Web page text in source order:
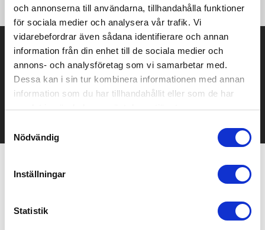
och annonserna till användarna, tillhandahålla funktioner
för sociala medier och analysera vår trafik. Vi
vidarebefordrar även sådana identifierare och annan
information från din enhet till de sociala medier och
annons- och analysföretag som vi samarbetar med.
Dessa kan i sin tur kombinera informationen med annan
information som du har tillhandahållit eller som de har
samlat in när du har använt deras tjänster.
Nödvändig
Inställningar
Statistik
Prisuppgift på mailen?
Kontakta oss här för att få förslag på produkt och pris över
mailen.
Det går också utmärkt att bara ställa frågor!
Relaterade produkter